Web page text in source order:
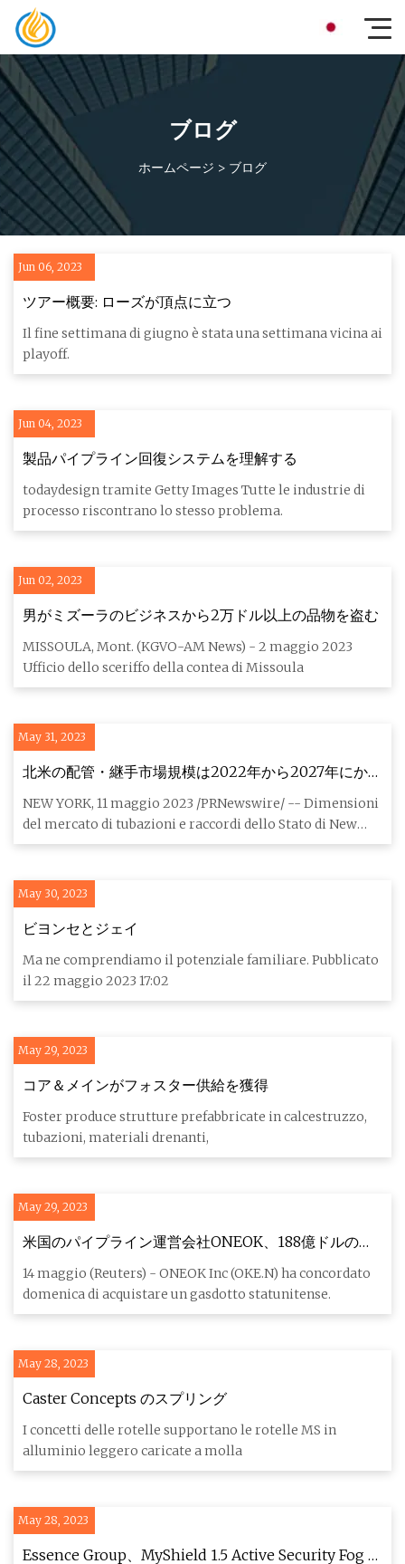
ブログ
ホームページ > ブログ
Jun 06, 2023
ツアー概要: ローズが頂点に立つ
Il fine settimana di giugno è stata una settimana vicina ai
playoff.
Jun 04, 2023
製品パイプライン回復システムを理解する
todaydesign tramite Getty Images Tutte le industrie di
processo riscontrano lo stesso problema.
Jun 02, 2023
男がミズーラのビジネスから2万ドル以上の品物を盗む
MISSOULA, Mont. (KGVO-AM News) - 2 maggio 2023
Ufficio dello sceriffo della contea di Missoula
May 31, 2023
北米の配管・継手市場規模は2022年から2027年にかけ
て148億4,000万米ドル成長、開発・開発活動の急増が
市場成長を牽引
NEW YORK, 11 maggio 2023 /PRNewswire/ -- Dimensioni
del mercato di tubazioni e raccordi dello Stato di New
York
May 30, 2023
ビヨンセとジェイ
Ma ne comprendiamo il potenziale familiare. Pubblicato
il 22 maggio 2023 17:02
May 29, 2023
コア＆メインがフォスター供給を獲得
Foster produce strutture prefabbricate in calcestruzzo,
tubazioni, materiali drenanti,
May 29, 2023
米国のパイプライン運営会社ONEOK、188億ドルのマ
ゼラン契約で石油・製品に参入
14 maggio (Reuters) - ONEOK Inc (OKE.N) ha concordato
domenica di acquistare un gasdotto statunitense.
May 28, 2023
Caster Concepts のスプリング
I concetti delle rotelle supportano le rotelle MS in
alluminio leggero caricate a molla
May 28, 2023
Essence Group、MyShield 1.5 Active Security Fog ソ